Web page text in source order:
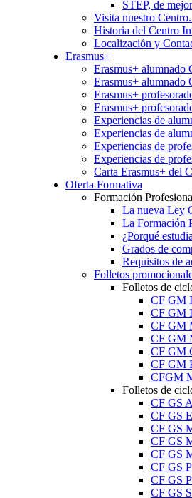
STEP, de
Visita nuestro
Historia del Centro
Localización y
Erasmus+
Erasmus+ alumnado
Erasmus+ alumnado
Erasmus+
Erasmus+
Experiencias de
Experiencias de
Experiencias de
Experiencias de
Carta Erasmus+ del
Oferta Formativa
Formación
La nueva Ley
La Formación
¿Porqué
Grados de
Requisitos de
Folletos
Folletos de
CF GM
CF GM
CF GM
CF GM
CF GM
CF GM
CFGM
Folletos de
CF GS
CF GS
CF GS
CF GS
CF GS
CF GS
CF GS
CF GS